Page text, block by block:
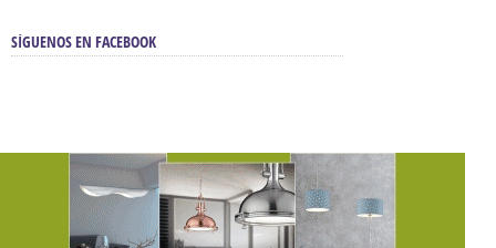
SÍGUENOS EN FACEBOOK